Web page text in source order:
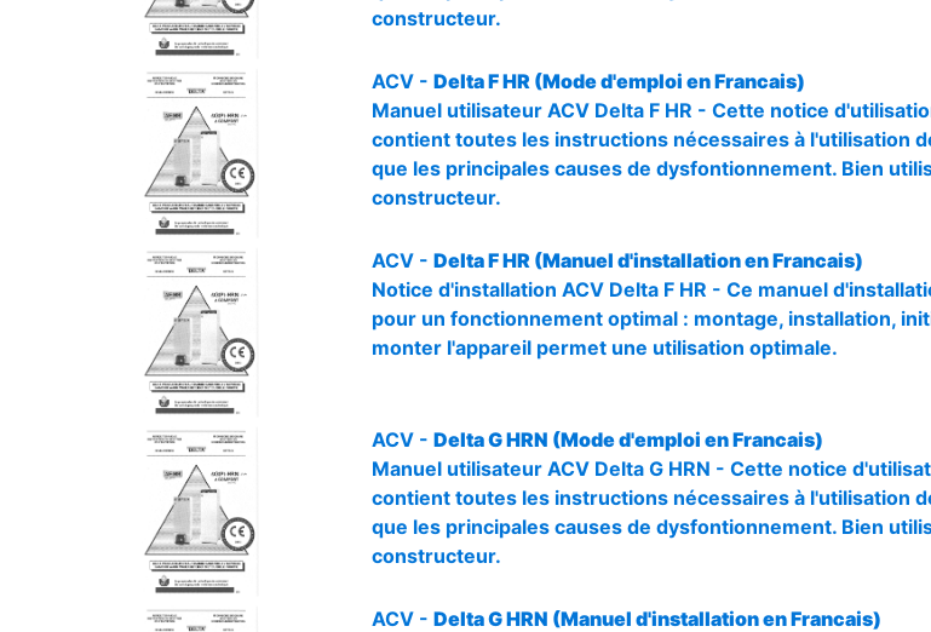
constructeur.
ACV - Delta F HR (Mode d'emploi en Francais)
Manuel utilisateur ACV Delta F HR - Cette notice
contient toutes les instructions nécessaires à l'utilisation
que les principales causes de dysfontionnement. Bien
constructeur.
ACV - Delta F HR (Manuel d'installation en Francais)
Notice d'installation ACV Delta F HR - Ce manuel
pour un fonctionnement optimal : montage, installation,
monter l'appareil permet une utilisation optimale.
ACV - Delta G HRN (Mode d'emploi en Francais)
Manuel utilisateur ACV Delta G HRN - Cette notice
contient toutes les instructions nécessaires à l'utilisation
que les principales causes de dysfontionnement. Bien
constructeur.
ACV - Delta G HRN (Manuel d'installation en Francais)